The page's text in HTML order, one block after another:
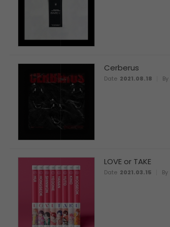
Cerberus
Date 2021.08.18 By
LOVE or TAKE
Date 2021.03.15 By